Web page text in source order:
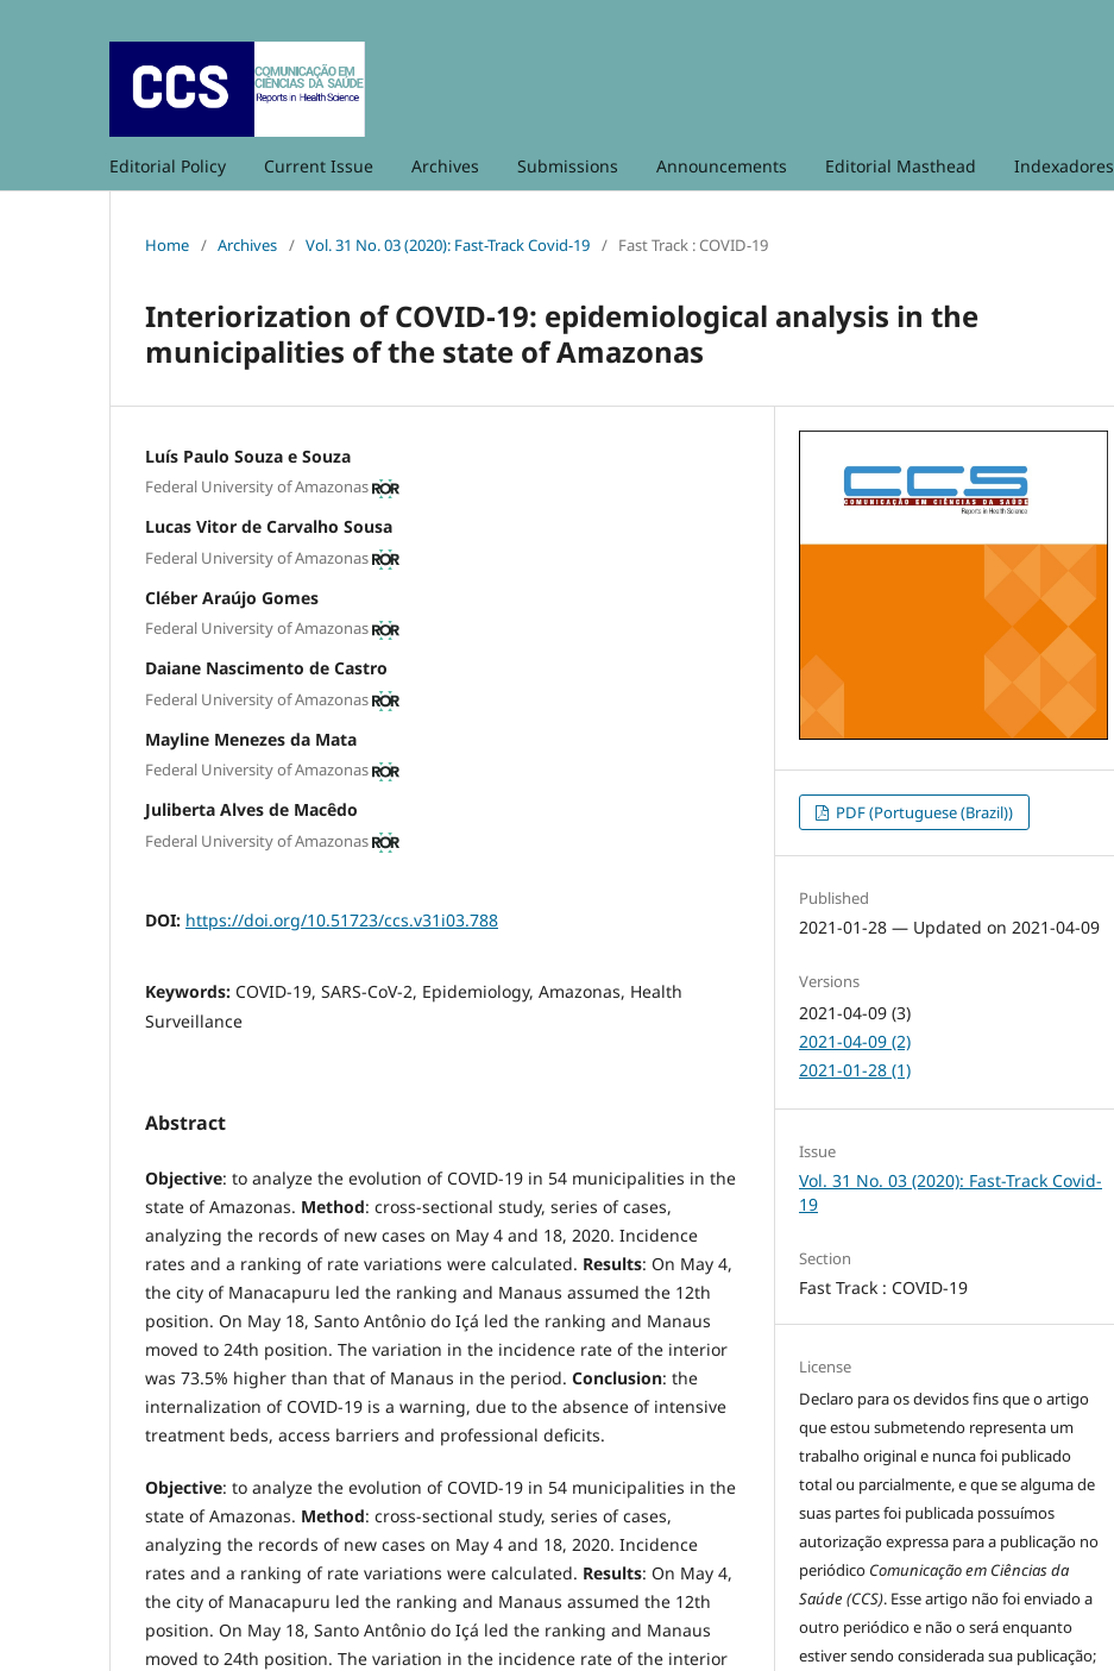
Editorial Policy Current Issue Archives Submissions Announcements Editorial Masthead Indexadores
Home / Archives / Vol. 31 No. 03 (2020): Fast-Track Covid-19 / Fast Track : COVID-19
Interiorization of COVID-19: epidemiological analysis in the
municipalities of the state of Amazonas
Luís Paulo Souza e Souza
Federal University of Amazonas
Lucas Vitor de Carvalho Sousa
Federal University of Amazonas
Cléber Araújo Gomes
Federal University of Amazonas
Daiane Nascimento de Castro
Federal University of Amazonas
Mayline Menezes da Mata
Federal University of Amazonas
Juliberta Alves de Macêdo
Federal University of Amazonas
DOI: https://doi.org/10.51723/ccs.v31i03.788
Keywords: COVID-19, SARS-CoV-2, Epidemiology, Amazonas, Health
Surveillance
Abstract
Objective: to analyze the evolution of COVID-19 in 54 municipalities in the
state of Amazonas. Method: cross-sectional study, series of cases,
analyzing the records of new cases on May 4 and 18, 2020. Incidence
rates and a ranking of rate variations were calculated. Results: On May 4,
the city of Manacapuru led the ranking and Manaus assumed the 12th
position. On May 18, Santo Antônio do Içá led the ranking and Manaus
moved to 24th position. The variation in the incidence rate of the interior
was 73.5% higher than that of Manaus in the period. Conclusion: the
internalization of COVID-19 is a warning, due to the absence of intensive
treatment beds, access barriers and professional deficits.
Objective: to analyze the evolution of COVID-19 in 54 municipalities in the
state of Amazonas. Method: cross-sectional study, series of cases,
analyzing the records of new cases on May 4 and 18, 2020. Incidence
rates and a ranking of rate variations were calculated. Results: On May 4,
the city of Manacapuru led the ranking and Manaus assumed the 12th
position. On May 18, Santo Antônio do Içá led the ranking and Manaus
moved to 24th position. The variation in the incidence rate of the interior
PDF (Portuguese (Brazil))
Published
2021-01-28 — Updated on 2021-04-09
Versions
2021-04-09 (3)
2021-04-09 (2)
2021-01-28 (1)
Issue
Vol. 31 No. 03 (2020): Fast-Track Covid-
19
Section
Fast Track : COVID-19
License
Declaro para os devidos fins que o artigo
que estou submetendo representa um
trabalho original e nunca foi publicado
total ou parcialmente, e que se alguma de
suas partes foi publicada possuímos
autorização expressa para a publicação no
periódico Comunicação em Ciências da
Saúde (CCS). Esse artigo não foi enviado a
outro periódico e não o será enquanto
estiver sendo considerada sua publicação;